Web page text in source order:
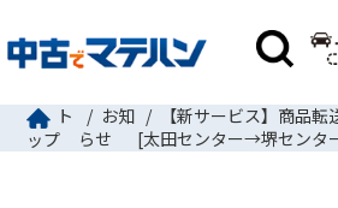
ト
ップ
お知
らせ
【新サービス】商品
[太田センター→堺センタ